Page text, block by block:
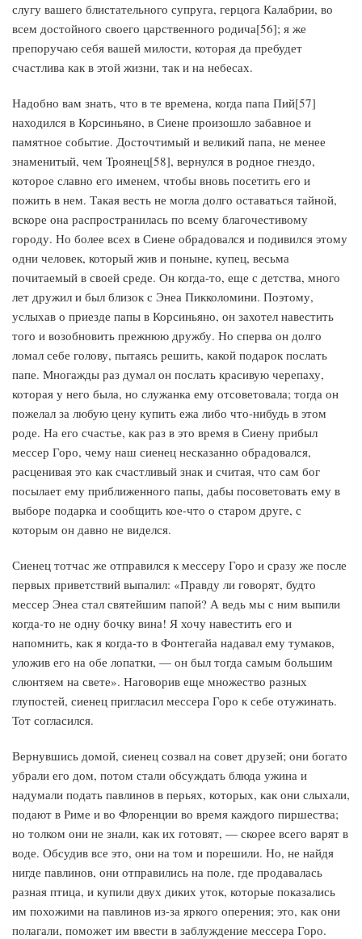
слугу вашего блистательного супруга, герцога Калабрии, во
всем достойного своего царственного родича[56]; я же
препоручаю себя вашей милости, которая да пребудет
счастлива как в этой жизни, так и на небесах.
Надобно вам знать, что в те времена, когда папа Пий[57]
находился в Корсиньяно, в Сиене произошло забавное и
памятное событие. Досточтимый и великий папа, не менее
знаменитый, чем Троянец[58], вернулся в родное гнездо,
которое славно его именем, чтобы вновь посетить его и
пожить в нем. Такая весть не могла долго оставаться тайной,
вскоре она распространилась по всему благочестивому
городу. Но более всех в Сиене обрадовался и подивился этому
одни человек, который жив и поныне, купец, весьма
почитаемый в своей среде. Он когда-то, еще с детства, много
лет дружил и был близок с Энеа Пикколомини. Поэтому,
услыхав о приезде папы в Корсиньяно, он захотел навестить
того и возобновить прежнюю дружбу. Но сперва он долго
ломал себе голову, пытаясь решить, какой подарок послать
папе. Многажды раз думал он послать красивую черепаху,
которая у него была, но служанка ему отсоветовала; тогда он
пожелал за любую цену купить ежа либо что-нибудь в этом
роде. На его счастье, как раз в это время в Сиену прибыл
мессер Горо, чему наш сиенец несказанно обрадовался,
расценивая это как счастливый знак и считая, что сам бог
посылает ему приближенного папы, дабы посоветовать ему в
выборе подарка и сообщить кое-что о старом друге, с
которым он давно не виделся.
Сиенец тотчас же отправился к мессеру Горо и сразу же после
первых приветствий выпалил: «Правду ли говорят, будто
мессер Энеа стал святейшим папой? А ведь мы с ним выпили
когда-то не одну бочку вина! Я хочу навестить его и
напомнить, как я когда-то в Фонтегайа надавал ему тумаков,
уложив его на обе лопатки, — он был тогда самым большим
слюнтяем на свете». Наговорив еще множество разных
глупостей, сиенец пригласил мессера Горо к себе отужинать.
Тот согласился.
Вернувшись домой, сиенец созвал на совет друзей; они богато
убрали его дом, потом стали обсуждать блюда ужина и
надумали подать павлинов в перьях, которых, как они слыхали,
подают в Риме и во Флоренции во время каждого пиршества;
но толком они не знали, как их готовят, — скорее всего варят в
воде. Обсудив все это, они на том и порешили. Но, не найдя
нигде павлинов, они отправились на поле, где продавалась
разная птица, и купили двух диких уток, которые показались
им похожими на павлинов из-за яркого оперения; это, как они
полагали, поможет им ввести в заблуждение мессера Горо.